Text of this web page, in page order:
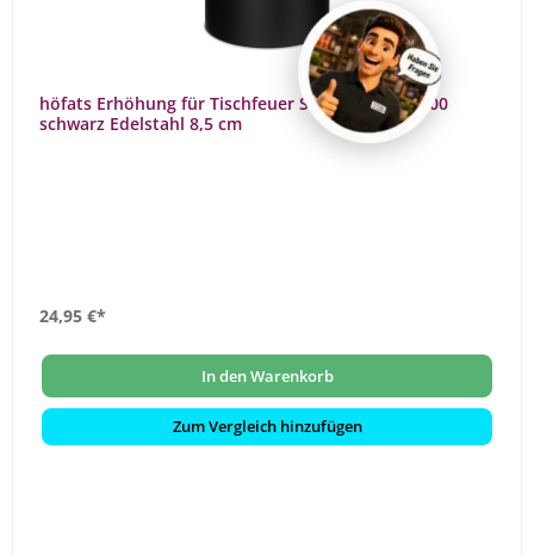
höfats Erhöhung für Tischfeuer SPIN 90 / SPIN 900
schwarz Edelstahl 8,5 cm
24,95 €*
In den Warenkorb
Zum Vergleich hinzufügen